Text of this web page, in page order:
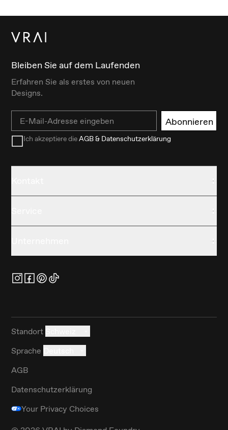
Bleiben Sie auf dem Laufenden
Erfahren Sie als erstes von neuen
Designs.
Email Abonnieren
Ich akzeptiere dieAGB & Datenschutzerklärung
Standort
Sprache
AGB
Datenschutzerklärung
Your Privacy Choices